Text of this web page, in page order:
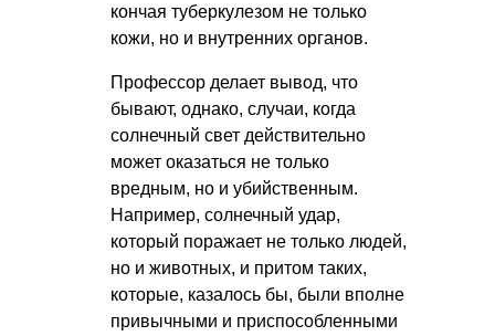
кончая туберкулезом не только
кожи, но и внутренних органов.
Профессор делает вывод, что
бывают, однако, случаи, когда
солнечный свет действительно
может оказаться не только
вредным, но и убийственным.
Например, солнечный удар,
который поражает не только людей,
но и животных, и притом таких,
которые, казалось бы, были вполне
привычными и приспособленными